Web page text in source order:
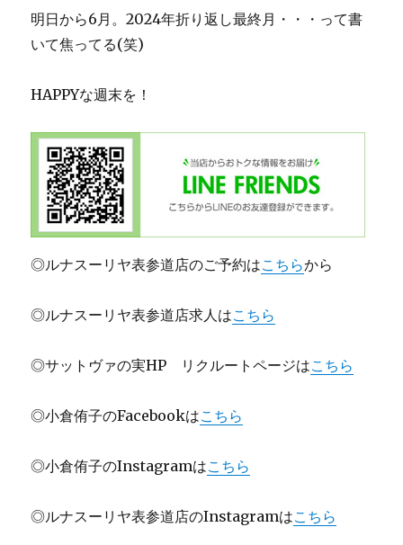
明日から6月。2024年折り返し最終月・・・って書
いて焦ってる(笑)
HAPPYな週末を！
◎ルナスーリヤ表参道店のご予約はこちらから
◎ルナスーリヤ表参道店求人はこちら
◎サットヴァの実HP リクルートページはこちら
◎小倉侑子のFacebookはこちら
◎小倉侑子のInstagramはこちら
◎ルナスーリヤ表参道店のInstagramはこちら